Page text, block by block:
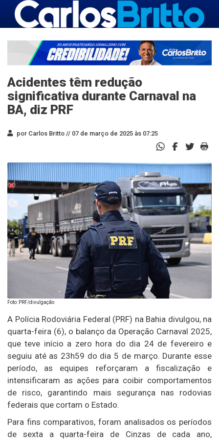
Acidentes têm redução
significativa durante Carnaval na
BA, diz PRF
por Carlos Britto // 07 de março de 2025 às 07:25
Foto: PRF/divulgação
A Polícia Rodoviária Federal (PRF) na Bahia divulgou, na
quarta-feira (6), o balanço da Operação Carnaval 2025,
que teve início a zero hora do dia 24 de fevereiro e
seguiu até as 23h59 do dia 5 de março. Durante esse
período, as equipes reforçaram a fiscalização e
intensificaram as ações para coibir comportamentos
de risco, garantindo mais segurança nas rodovias
federais que cortam o Estado.
Para fins comparativos, foram analisados os períodos
de sexta a quarta-feira de Cinzas de cada ano,